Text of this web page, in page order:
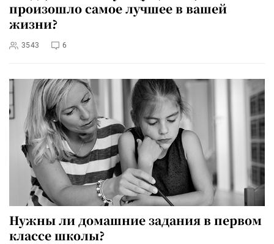
произошло самое лучшее в вашей
жизни?
3543 6
Нужны ли домашние задания в первом
классе школы?